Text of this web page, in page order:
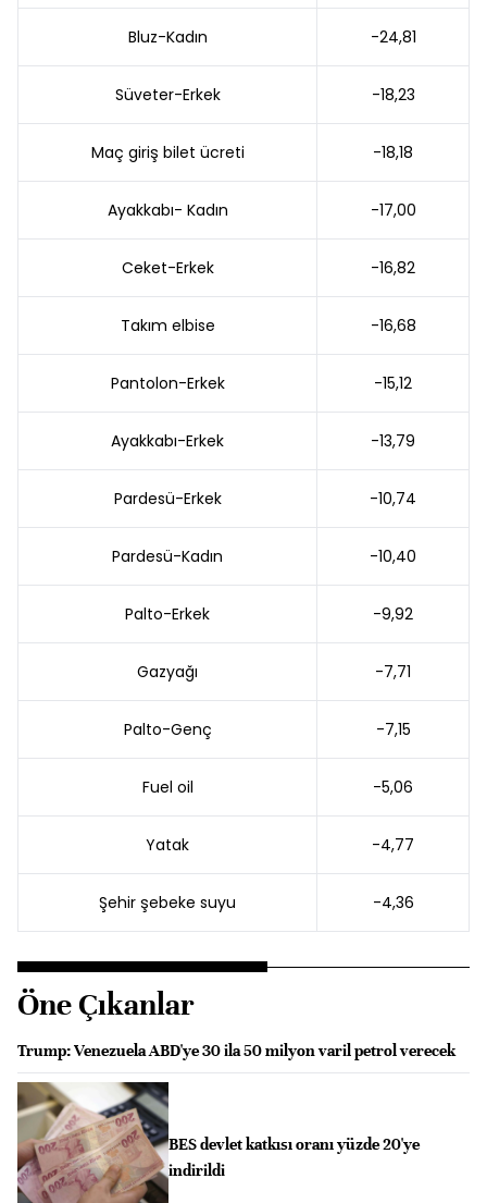
Bluz-Kadın -24,81
Süveter-Erkek -18,23
Maç giriş bilet ücreti -18,18
Ayakkabı- Kadın -17,00
Ceket-Erkek -16,82
Takım elbise -16,68
Pantolon-Erkek -15,12
Ayakkabı-Erkek -13,79
Pardesü-Erkek -10,74
Pardesü-Kadın -10,40
Palto-Erkek -9,92
Gazyağı -7,71
Palto-Genç -7,15
Fuel oil -5,06
Yatak -4,77
Şehir şebeke suyu -4,36
Öne Çıkanlar
Trump: Venezuela ABD'ye 30 ila 50 milyon varil petrol verecek
BES devlet katkısı oranı yüzde 20'ye
indirildi